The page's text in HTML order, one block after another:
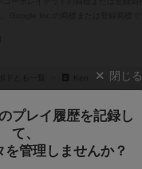
閉じる
プレイ履歴を記録し
て、
を管理しませんか？
検索する